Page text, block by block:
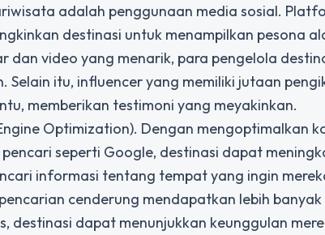
adalah penggunaan media sosial.
destinasi untuk menampilkan pesona
dan video yang menarik, para pengelola
itu, influencer yang memiliki jutaan
memberikan testimoni yang meyakinkan.
Optimization). Dengan mengoptimalkan
seperti Google, destinasi dapat
informasi tentang tempat yang ingin
cenderung mendapatkan lebih banyak
destinasi dapat menunjukkan keunggulan